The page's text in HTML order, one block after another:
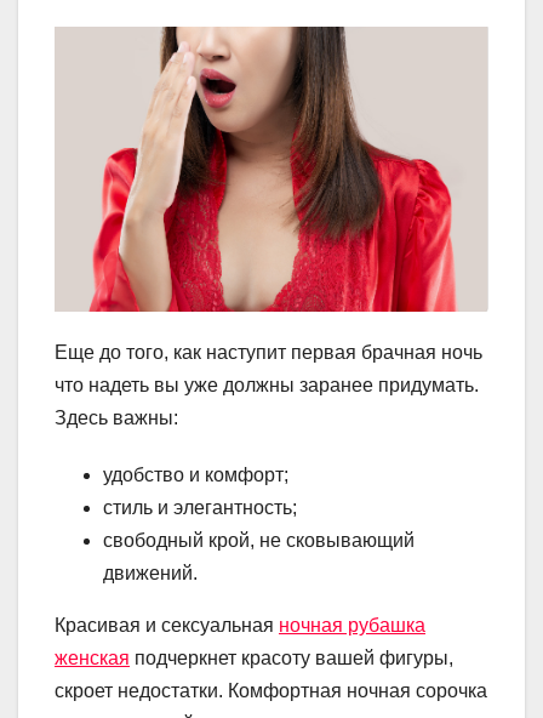
Еще до того, как наступит первая брачная ночь
что надеть вы уже должны заранее придумать.
Здесь важны:
удобство и комфорт;
стиль и элегантность;
свободный крой, не сковывающий
движений.
Красивая и сексуальная ночная рубашка
женская подчеркнет красоту вашей фигуры,
скроет недостатки. Комфортная ночная сорочка